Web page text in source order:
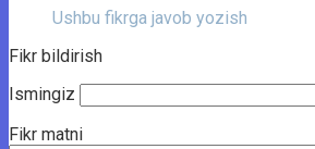
Ushbu fikrga javob yozish
Fikr bildirish
Ismingiz
Fikr matni